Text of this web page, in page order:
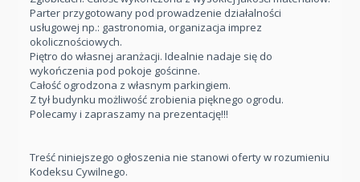
Parter przygotowany pod prowadzenie działalności
usługowej np.: gastronomia, organizacja imprez
okolicznościowych.
Piętro do własnej aranżacji. Idealnie nadaje się do
wykończenia pod pokoje gościnne.
Całość ogrodzona z własnym parkingiem.
Z tył budynku możliwość zrobienia pięknego ogrodu.
Polecamy i zapraszamy na prezentację!!!
Treść niniejszego ogłoszenia nie stanowi oferty w rozumieniu
Kodeksu Cywilnego.